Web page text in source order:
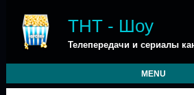
ТНТ - Шоу
Телепередачи и сериалы
MENU